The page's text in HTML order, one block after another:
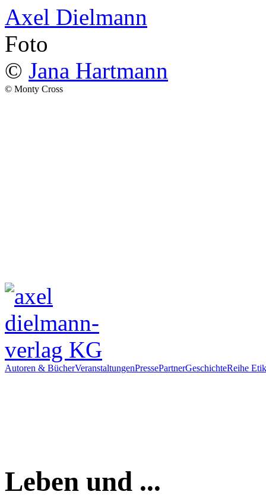
Axel Dielmann
Foto
© Jana Hartmann
© Monty Cross
Autoren & BücherVeranstaltungenPressePartnerGeschichteReihe
Leben und ...